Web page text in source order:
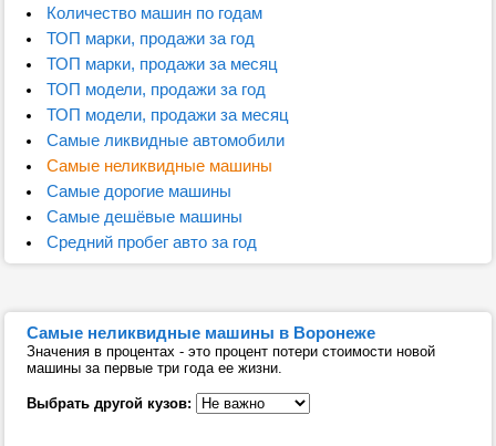
Количество машин по годам
ТОП марки, продажи за год
ТОП марки, продажи за месяц
ТОП модели, продажи за год
ТОП модели, продажи за месяц
Самые ликвидные автомобили
Самые неликвидные машины
Самые дорогие машины
Самые дешёвые машины
Средний пробег авто за год
Самые неликвидные машины в Воронеже
Значения в процентах - это процент потери стоимости новой
машины за первые три года ее жизни.
Выбрать другой кузов: